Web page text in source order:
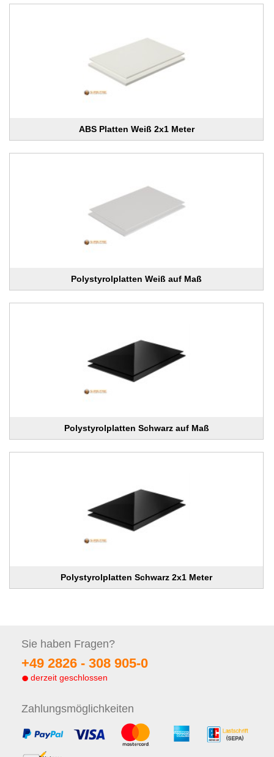
ABS Platten Weiß 2x1 Meter
Polystyrolplatten Weiß auf Maß
Polystyrolplatten Schwarz auf Maß
Polystyrolplatten Schwarz 2x1 Meter
Sie haben Fragen?
+49 2826 - 308 905-0
derzeit geschlossen
Zahlungsmöglichkeiten